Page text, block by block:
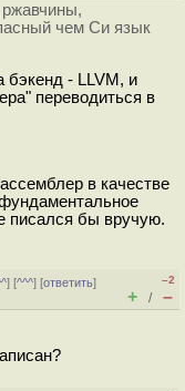
чем Си язык
бэкенд - LLVM, и
переводиться в
в качестве
писался бы вручую.
] [^^^] [ответить]
–2
+ / –